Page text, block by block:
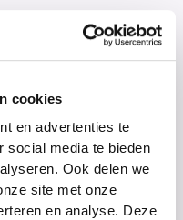
cookies
en advertenties te
social media te bieden
Ook delen we
site met onze
en analyse. Deze
rendement zonder
kunt ook zelf
en volop genieten
combinatie van